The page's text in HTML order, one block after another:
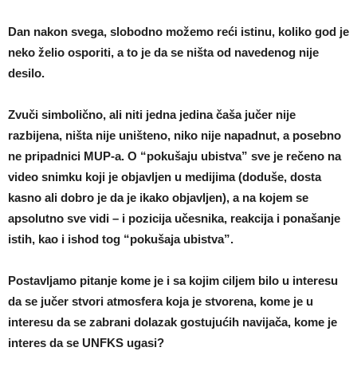
Dan nakon svega, slobodno možemo reći istinu, koliko god je
neko želio osporiti, a to je da se ništa od navedenog nije
desilo.
Zvuči simbolično, ali niti jedna jedina čaša jučer nije
razbijena, ništa nije uništeno, niko nije napadnut, a posebno
ne pripadnici MUP-a. O “pokušaju ubistva” sve je rečeno na
video snimku koji je objavljen u medijima (doduše, dosta
kasno ali dobro je da je ikako objavljen), a na kojem se
apsolutno sve vidi – i pozicija učesnika, reakcija i ponašanje
istih, kao i ishod tog “pokušaja ubistva”.
Postavljamo pitanje kome je i sa kojim ciljem bilo u interesu
da se jučer stvori atmosfera koja je stvorena, kome je u
interesu da se zabrani dolazak gostujućih navijača, kome je
interes da se UNFKS ugasi?